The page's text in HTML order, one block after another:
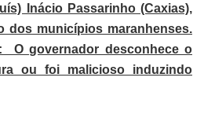
Inácio Passarinho (Caxias),
dos municípios maranhenses.
O governador desconhece o
ou foi malicioso induzindo